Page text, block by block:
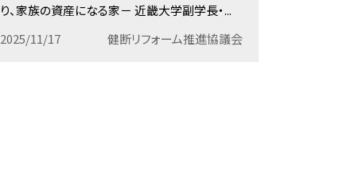
り、家族の資産になる家－ 近畿大学副学長・...
2025/11/17
健断リフォーム推進協議会